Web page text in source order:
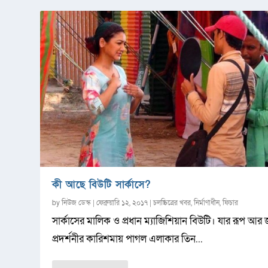
কী আছে বিউটি সার্কাসে?
byনিউজ ডেস্ক |ফেব্রুয়ারি ১২, ২০১৭ |চলচ্চিত্রের খবর,নির্মাণাধীন,ফিচার
সার্কাসের মালিক ও প্রধান ম্যাজিশিয়ান বিউটি। যার রূপ আর
প্রদর্শনীর কারিশমায় পাগল এলাকার তিন...